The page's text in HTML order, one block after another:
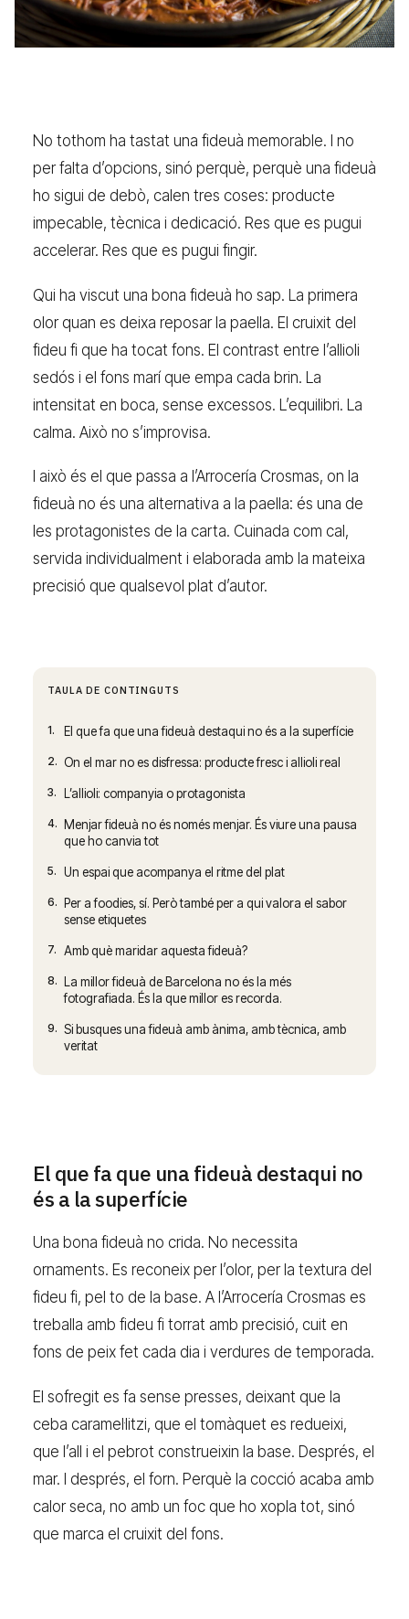
No tothom ha tastat una fideuà memorable. I no
per falta d’opcions, sinó perquè, perquè una fideuà
ho sigui de debò, calen tres coses: producte
impecable, tècnica i dedicació. Res que es pugui
accelerar. Res que es pugui fingir.
Qui ha viscut una bona fideuà ho sap. La primera
olor quan es deixa reposar la paella. El cruixit del
fideu fi que ha tocat fons. El contrast entre l’allioli
sedós i el fons marí que empa cada brin. La
intensitat en boca, sense excessos. L’equilibri. La
calma. Això no s’improvisa.
I això és el que passa a l’Arrocería Crosmas, on la
fideuà no és una alternativa a la paella: és una de
les protagonistes de la carta. Cuinada com cal,
servida individualment i elaborada amb la mateixa
precisió que qualsevol plat d’autor.
TAULA DE CONTINGUTS
1. El que fa que una fideuà destaqui no és a la superfície
2. On el mar no es disfressa: producte fresc i allioli real
3. L’allioli: companyia o protagonista
4.
Menjar fideuà no és només menjar. És viure una pausa
que ho canvia tot
5. Un espai que acompanya el ritme del plat
6.
Per a foodies, sí. Però també per a qui valora el sabor
sense etiquetes
7. Amb què maridar aquesta fideuà?
8.
La millor fideuà de Barcelona no és la més
fotografiada. És la que millor es recorda.
9. Si busques una fideuà amb ànima, amb tècnica, amb
veritat
El que fa que una fideuà destaqui no
és a la superfície
Una bona fideuà no crida. No necessita
ornaments. Es reconeix per l’olor, per la textura del
fideu fi, pel to de la base. A l’Arrocería Crosmas es
treballa amb fideu fi torrat amb precisió, cuit en
fons de peix fet cada dia i verdures de temporada.
El sofregit es fa sense presses, deixant que la
ceba caramel·litzi, que el tomàquet es redueixi,
que l’all i el pebrot construeixin la base. Després, el
mar. I després, el forn. Perquè la cocció acaba amb
calor seca, no amb un foc que ho xopla tot, sinó
que marca el cruixit del fons.